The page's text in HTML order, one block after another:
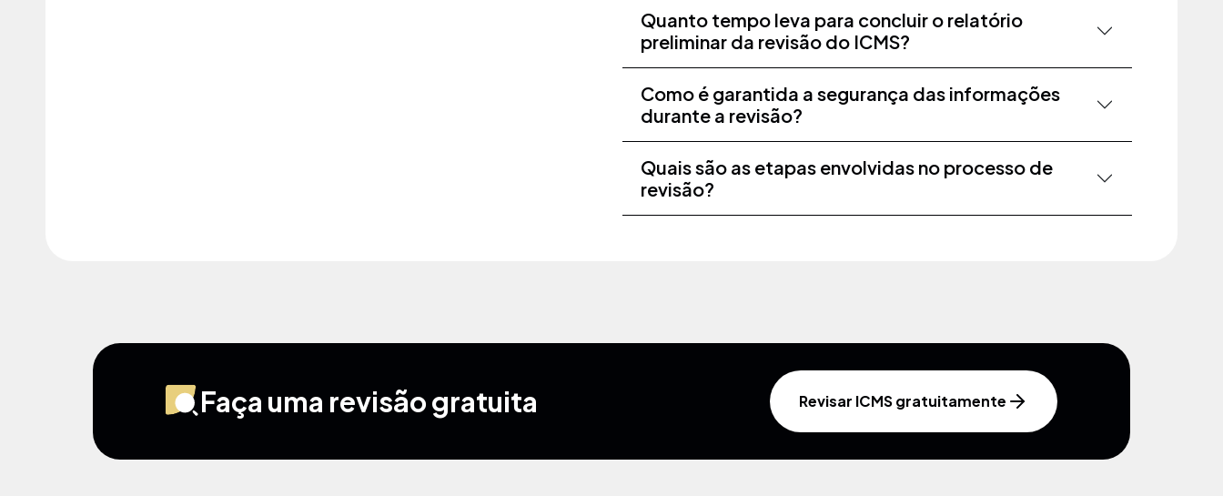
Quanto tempo leva para concluir o relatório
preliminar da revisão do ICMS?
Como é garantida a segurança das informações
durante a revisão?
Quais são as etapas envolvidas no processo de
revisão?
Faça uma revisão gratuita Revisar ICMS gratuitamente